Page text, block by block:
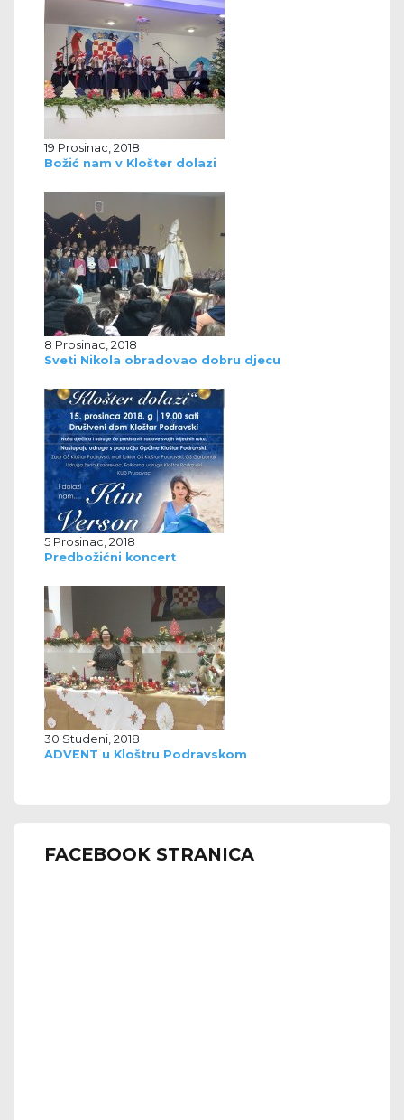
19 Prosinac, 2018
Božić nam v Klošter dolazi
8 Prosinac, 2018
Sveti Nikola obradovao dobru djecu
5 Prosinac, 2018
Predbožićni koncert
30 Studeni, 2018
ADVENT u Kloštru Podravskom
FACEBOOK STRANICA